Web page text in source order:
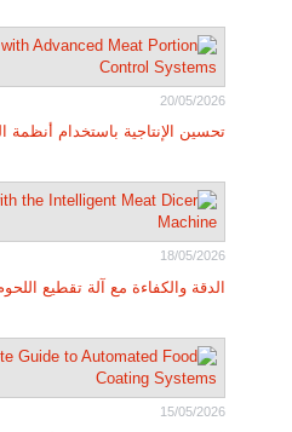
20/05/2026
تحسين الإنتاجية باستخدام
18/05/2026
الدقة والكفاءة مع آلة تقطيع
15/05/2026